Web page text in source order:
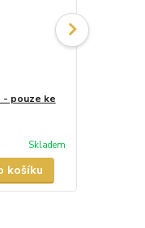
- pouze ke
Skladem
košíku